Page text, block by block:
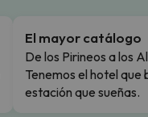
El mayor catálogo
De los Pirineos a los
Tenemos el hotel que
estación que sueñas.